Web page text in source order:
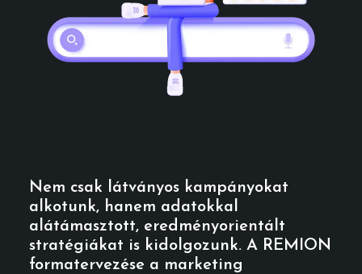
Nem csak látványos kampányokat
alkotunk, hanem adatokkal
alátámasztott, eredményorientált
stratégiákat is kidolgozunk. A REMION
formatervezése a marketing